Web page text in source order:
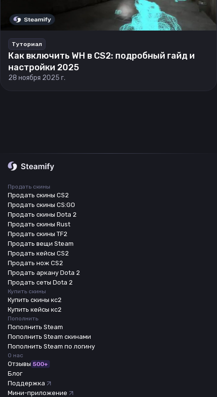
Туториал
Как включить WH в CS2: подробный гайд и
настройки 2025
28 ноября 2025 г.
Продать скины
Продать скины CS2
Продать скины CS:GO
Продать скины Dota 2
Продать скины Rust
Продать скины TF2
Продать вещи Steam
Продать кейсы CS2
Продать нож CS2
Продать аркану Dota 2
Продать сеты Dota 2
Купить скины
Купить скины кс2
Купить кейсы кс2
Пополнить
Пополнить Steam
Пополнить Steam скинами
Пополнить Steam по логину
О нас
Отзывы 500+
Блог
Поддержка
Мини-приложение